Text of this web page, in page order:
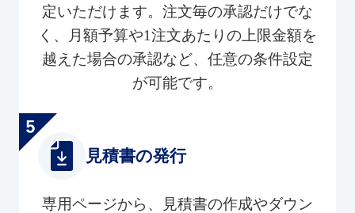
定いただけます。注文毎の承認だけでな
く、月額予算や1注文あたりの上限金額を
越えた場合の承認など、任意の条件設定
が可能です。
見積書の発行
専用ページから、見積書の作成やダウン